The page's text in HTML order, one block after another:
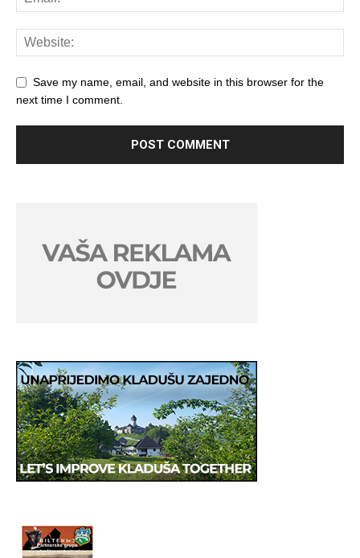
Save my name, email, and website in this browser for the
next time I comment.